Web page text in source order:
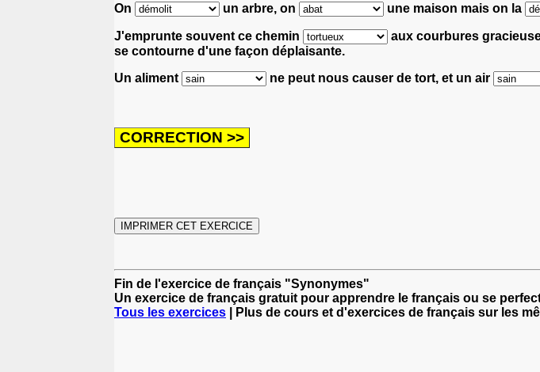
On un arbre, on une maison mais on la
J'emprunte souvent ce chemin aux courbures
se contourne d'une façon déplaisante.
Un aliment
ne peut nous causer de tort, et un air
Fin de l'exercice de français "Synonymes"
Un exercice de français gratuit pour apprendre le français ou se
Tous les exercices | Plus de cours et d'exercices de français sur les